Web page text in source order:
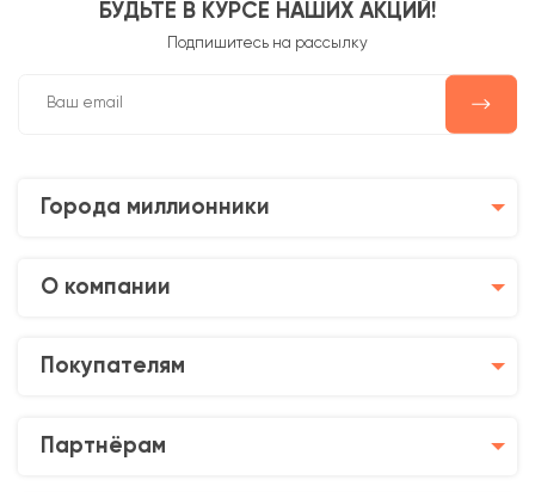
БУДЬТЕ В КУРСЕ НАШИХ АКЦИЙ!
Подпишитесь на рассылку
Города миллионники
О компании
Покупателям
Партнёрам